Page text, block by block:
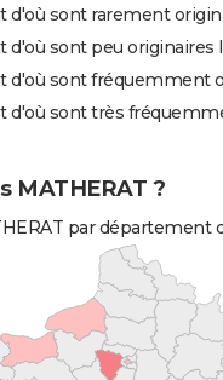
d'où sont rarement
sont peu originaires
d'où sont fréquemment
d'où sont très
MATHERAT ?
par département